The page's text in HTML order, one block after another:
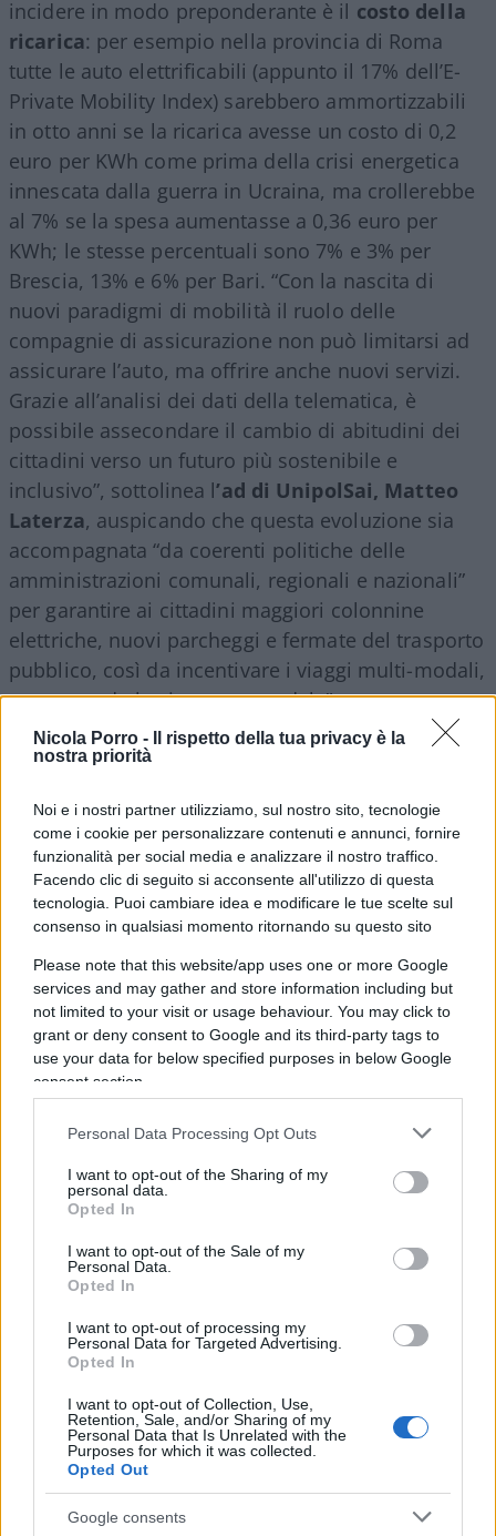
Nicola Porro -
Il rispetto della tua privacy è la
nostra priorità
Noi e i nostri partner utilizziamo, sul nostro sito, tecnologie
come i cookie per personalizzare contenuti e annunci, fornire
funzionalità per social media e analizzare il nostro traffico.
Facendo clic di seguito si acconsente all'utilizzo di questa
tecnologia. Puoi cambiare idea e modificare le tue scelte sul
consenso in qualsiasi momento ritornando su questo sito
Please note that this website/app uses one or more Google
services and may gather and store information including but
not limited to your visit or usage behaviour. You may click to
grant or deny consent to Google and its third-party tags to
use your data for below specified purposes in below Google
consent section.
Personal Data Processing Opt Outs
I want to opt-out of the Sharing of my
personal data.
Opted In
I want to opt-out of the Sale of my
Personal Data.
Opted In
I want to opt-out of processing my
Personal Data for Targeted Advertising.
Opted In
I want to opt-out of Collection, Use,
Retention, Sale, and/or Sharing of my
Personal Data that Is Unrelated with the
Purposes for which it was collected.
Opted Out
Google consents
incidere in modo preponderante è il costo della
ricarica: per esempio nella provincia di Roma
tutte le auto elettrificabili (appunto il 17% dell’E-
Private Mobility Index) sarebbero ammortizzabili
in otto anni se la ricarica avesse un costo di 0,2
euro per KWh come prima della crisi energetica
innescata dalla guerra in Ucraina, ma crollerebbe
al 7% se la spesa aumentasse a 0,36 euro per
KWh; le stesse percentuali sono 7% e 3% per
Brescia, 13% e 6% per Bari. “Con la nascita di
nuovi paradigmi di mobilità il ruolo delle
compagnie di assicurazione non può limitarsi ad
assicurare l’auto, ma offrire anche nuovi servizi.
Grazie all’analisi dei dati della telematica, è
possibile assecondare il cambio di abitudini dei
cittadini verso un futuro più sostenibile e
inclusivo”, sottolinea l’ad di UnipolSai, Matteo
Laterza, auspicando che questa evoluzione sia
accompagnata “da coerenti politiche delle
amministrazioni comunali, regionali e nazionali”
per garantire ai cittadini maggiori colonnine
elettriche, nuovi parcheggi e fermate del trasporto
pubblico, così da incentivare i viaggi multi-modali,
aumentando la sicurezza stradale”.
Le green box per le zone a
traffico limitato
Molto si può fare anche per regolare l’accesso dei
veicoli nellezone a traffico limitato
. A patto di
scommettere sempre sulla flessibilità e, come
considerare non più la classe Euro ufficiale di
appartenenza, ma i dati effettivi rilevati dalle
green box. Strumenti tecnologici pensati per
classificare l’impatto ambientale di ciascun
veicolo che, grazie alla telematica
misurano in modo continuativo i chilometri
percorsi, le velocità, le brusche accelerazioni e le